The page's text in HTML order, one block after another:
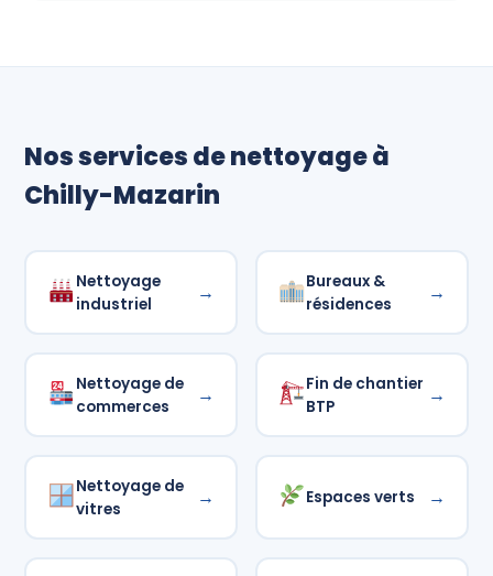
Nos services de nettoyage à
Chilly-Mazarin
Nettoyage
industriel
→
Bureaux &
résidences
→
Nettoyage de
commerces
→
Fin de chantier
BTP
→
Nettoyage de
vitres
→ Espaces verts →